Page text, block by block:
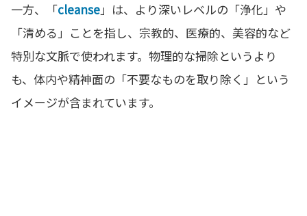
一方、「cleanse」は、より深いレベルの「浄化」や
「清める」ことを指し、宗教的、医療的、美容的など
特別な文脈で使われます。物理的な掃除というより
も、体内や精神面の「不要なものを取り除く」という
イメージが含まれています。